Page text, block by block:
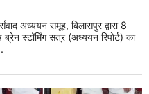
अध्ययन समूह, बिलासपुर द्वारा 8
स्टॉर्मिंग सत्र (अध्ययन रिपोर्ट) का